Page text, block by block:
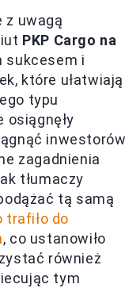
z uwagą
PKP Cargo na
sukcesem i
które ułatwiają
typu
osiągnęły
inwestorów
zagadnienia
tłumaczy
tą samą
trafiło do
, co ustanowiło
również
tym